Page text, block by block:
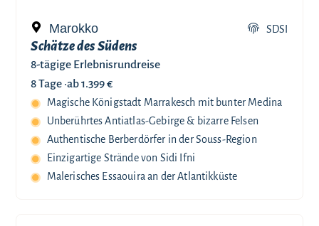
Marokko SDSI
Schätze des Südens
8-tägige Erlebnisrundreise
8 Tage ·ab 1.399 €
Magische Königstadt Marrakesch mit bunter Medina
Unberührtes Antiatlas-Gebirge & bizarre Felsen
Authentische Berberdörfer in der Souss-Region
Einzigartige Strände von Sidi Ifni
Malerisches Essaouira an der Atlantikküste